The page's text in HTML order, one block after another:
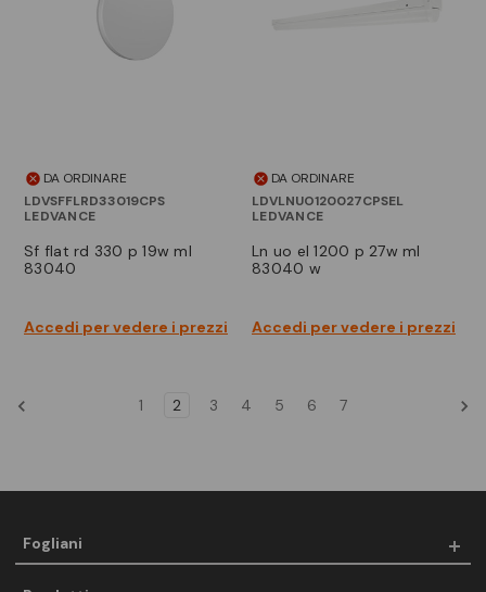
DA ORDINARE
LDVSFFLRD33019CPS
LEDVANCE
sf flat rd 330 p 19w ml
83040
Accedi per vedere i prezzi
DA ORDINARE
LDVLNUO120027CPSEL
LEDVANCE
ln uo el 1200 p 27w ml
83040 w
Accedi per vedere i prezzi
1 2 3 4 5 6 7
Fogliani